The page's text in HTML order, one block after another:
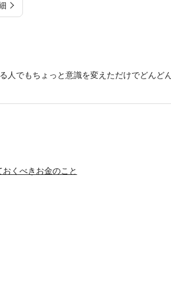
人でもちょっと意識を変えただけでどんど
くべきお金のこと